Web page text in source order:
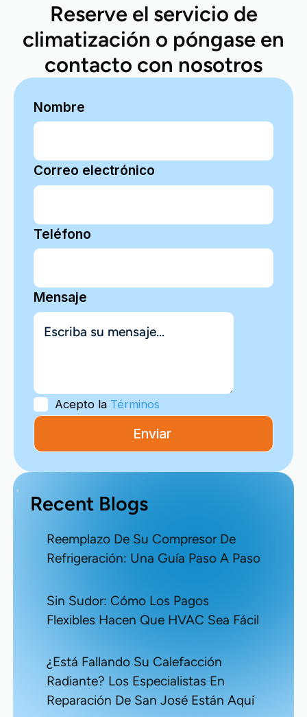
Reserve el servicio de
climatización o póngase en
contacto con nosotros
Nombre
Correo electrónico
Teléfono
Mensaje
Acepto la Términos
Recent Blogs
Reemplazo De Su Compresor De
Refrigeración: Una Guía Paso A Paso
Sin Sudor: Cómo Los Pagos
Flexibles Hacen Que HVAC Sea Fácil
¿Está Fallando Su Calefacción
Radiante? Los Especialistas En
Reparación De San José Están Aquí